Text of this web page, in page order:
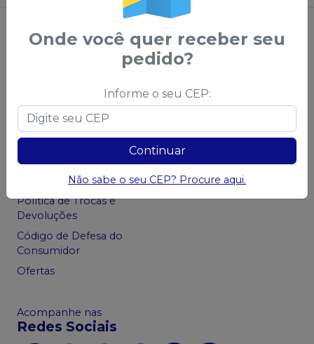
Central do Cliente
Sobre a Saudental
Política Comercial
Política de Frete
Política de Trocas e
Devoluções
Código de Defesa do
Consumidor
Ofertas
Segurança
Política de Privacidade -
Acompanhe nas
Redes Sociais
Onde você quer receber seu
pedido?
Informe o seu CEP:
Continuar
Não sabe o seu CEP? Procure aqui.